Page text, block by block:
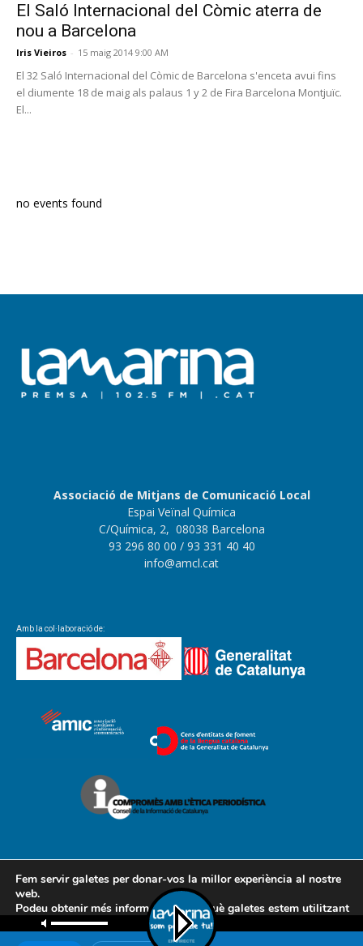
El Saló Internacional del Còmic aterra de
nou a Barcelona
Iris Vieiros - 15 maig 2014 9:00 AM
El 32 Saló Internacional del Còmic de Barcelona s'enceta avui fins
el diumente 18 de maig als palaus 1 y 2 de Fira Barcelona Montjuïc.
El...
no events found
Associació de Mitjans de Comunicació Local
Espai Veïnal Química
C/Química, 2, 08038 Barcelona
93 296 80 00 / 93 331 40 40
info@amcl.cat
Amb la col·laboració de:
Contacte Avís legal Política de cookies
Política de privacitat
AMCL
Fem servir galetes per donar-vos la millor experiència al nostre
web.
Podeu obtenir més informació sobre què galetes estem utilitzant
o desactivar-les a la
configuració.